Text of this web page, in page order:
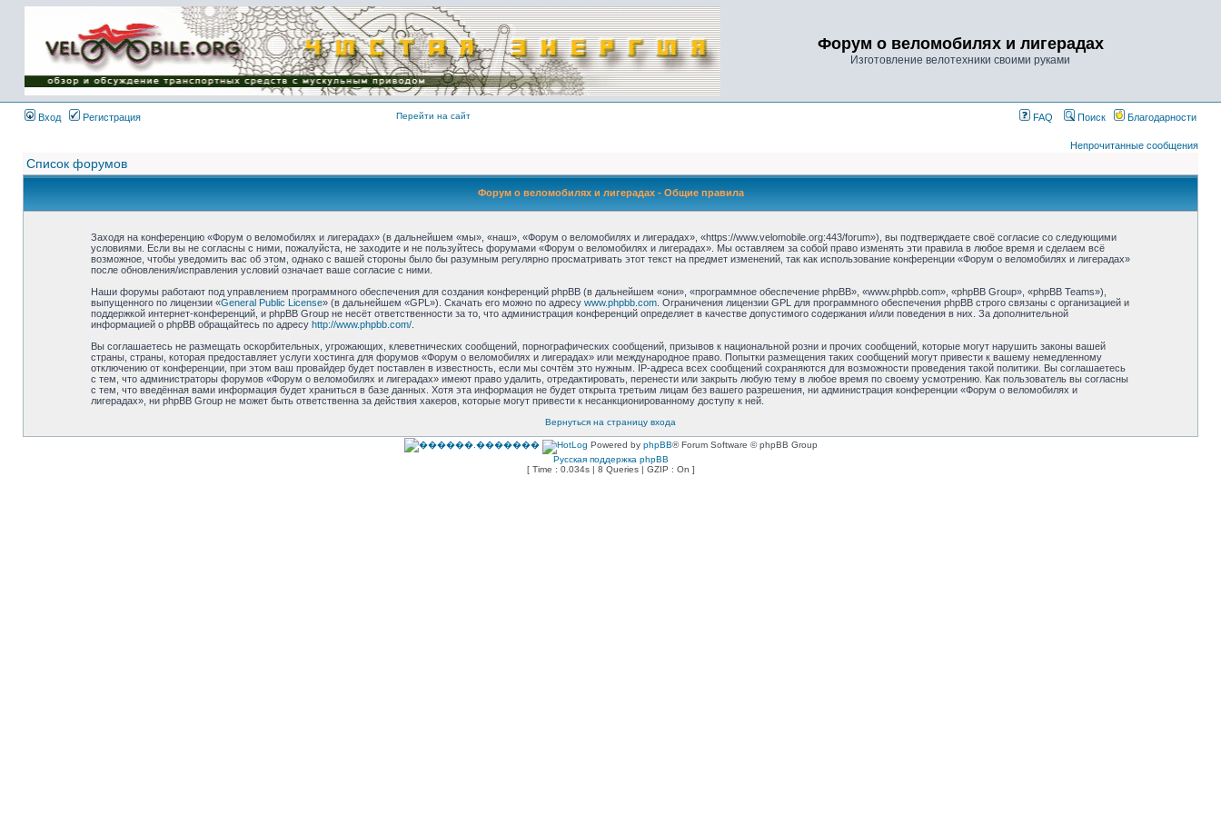
Имя пользователя:
Пароль:
{ LOG_ME_IN_SHORT
}
Форум о веломобилях и лигерадах
Изготовление велотехники своими руками
Вход Регистрация Перейти на сайт FAQ Поиск Благодарности
Непрочитанные сообщения
Список форумов
Форум о веломобилях и лигерадах - Общие правила
Заходя на конференцию «Форум о веломобилях и лигерадах» (в дальнейшем «мы», «наш», «Форум о веломобилях и лигерадах», «https://www.velomobile.org:443/forum»), вы подтверждаете своё согласие со следующими
условиями. Если вы не согласны с ними, пожалуйста, не заходите и не пользуйтесь форумами «Форум о веломобилях и лигерадах». Мы оставляем за собой право изменять эти правила в любое время и сделаем всё
возможное, чтобы уведомить вас об этом, однако с вашей стороны было бы разумным регулярно просматривать этот текст на предмет изменений, так как использование конференции «Форум о веломобилях и лигерадах»
после обновления/исправления условий означает ваше согласие с ними.
Наши форумы работают под управлением программного обеспечения для создания конференций phpBB (в дальнейшем «они», «программное обеспечение phpBB», «www.phpbb.com», «phpBB Group», «phpBB Teams»),
выпущенного по лицензии «General Public License» (в дальнейшем «GPL»). Скачать его можно по адресу www.phpbb.com . Ограничения лицензии GPL для программного обеспечения phpBB строго связаны с организацией и
поддержкой интернет-конференций, и phpBB Group не несёт ответственности за то, что администрация конференций определяет в качестве допустимого содержания и/или поведения в них. За дополнительной
информацией о phpBB обращайтесь по адресу http://www.phpbb.com/
Вы соглашаетесь не размещать оскорбительных, угрожающих, клеветнических сообщений, порнографических сообщений, призывов к национальной розни и прочих сообщений, которые могут нарушить законы вашей
страны, страны, которая предоставляет услуги хостинга для форумов «Форум о веломобилях и лигерадах» или международное право. Попытки размещения таких сообщений могут привести к вашему немедленному
отключению от конференции, при этом ваш провайдер будет поставлен в известность, если мы сочтём это нужным. IP-адреса всех сообщений сохраняются для возможности проведения такой политики. Вы соглашаетесь
с тем, что администраторы форумов «Форум о веломобилях и лигерадах» имеют право удалить, отредактировать, перенести или закрыть любую тему в любое время по своему усмотрению. Как пользователь вы согласны
с тем, что введённая вами информация будет храниться в базе данных. Хотя эта информация не будет открыта третьим лицам без вашего разрешения, ни администрация конференции «Форум о веломобилях и
лигерадах», ни phpBB Group не может быть ответственна за действия хакеров, которые могут привести к несанкционированному доступу к ней.
Вернуться на страницу входа
Powered by phpBB® Forum Software © phpBB Group
Русская поддержка phpBB
[ Time : 0.034s | 8 Queries | GZIP : On ]